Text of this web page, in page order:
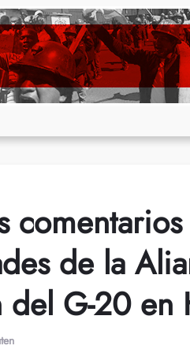
de la
del G-20 en